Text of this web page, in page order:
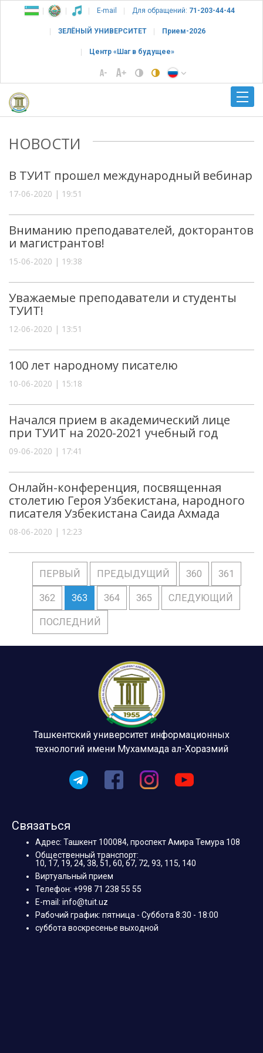
E-mail Для обращений: 71-203-44-44
ЗЕЛЁНЫЙ УНИВЕРСИТЕТ Прием-2026
Центр «Шаг в будущее»
НОВОСТИ
В ТУИТ прошел международный вебинар
17-06-2020 | 19:51
Вниманию преподавателей, докторантов
и магистрантов!
15-06-2020 | 19:38
Уважаемые преподаватели и студенты
ТУИТ!
12-06-2020 | 13:51
100 лет народному писателю
10-06-2020 | 15:18
Начался прием в академический лице
при ТУИТ на 2020-2021 учебный год
09-06-2020 | 17:41
Онлайн-конференция, посвященная
столетию Героя Узбекистана, народного
писателя Узбекистана Саида Ахмада
08-06-2020 | 12:23
ПЕРВЫЙ ПРЕДЫДУЩИЙ 360 361
362 363 364 365 СЛЕДУЮЩИЙ
ПОСЛЕДНИЙ
Ташкентский университет информационных
технологий имени Мухаммада ал-Хоразмий
Связаться
Адрес: Ташкент 100084, проспект Амира Темура 108
Общественный транспорт:
10, 17, 19, 24, 38, 51, 60, 67, 72, 93, 115, 140
Виртуальный прием
Телефон: +998 71 238 55 55
E-mail: info@tuit.uz
Рабочий график: пятница - Суббота 8:30 - 18:00
суббота воскресенье выходной